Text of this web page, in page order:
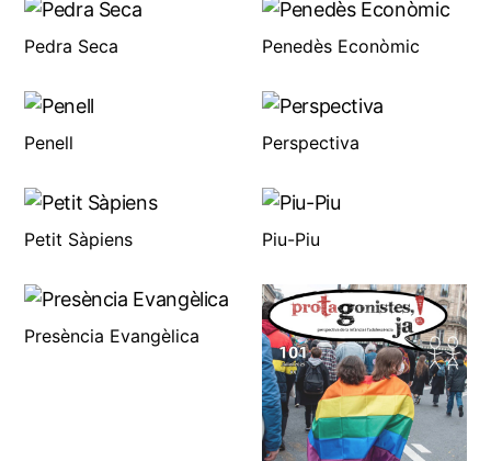
Pedra Seca Penedès Econòmic
Penell Perspectiva
Petit Sàpiens Piu-Piu
Presència Evangèlica